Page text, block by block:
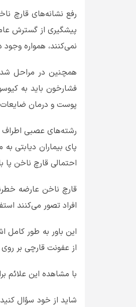
رفع نشانه‌های قارچ
پیشگیری از گسترش
نمی‌کنند، همواره
همچنین در مراحل
فشارخون باید به
پوست و درمان
رشته‌های عصبی اطراف
پای بیماران دیابتی
احتمالی قارچ ناخن پا
قارچ ناخن عارضه
افراد تصور می‌کنند
این باور به طور کامل
از عفونت قارچی بر
با مشاهده این علائم
شاید از خود سؤال